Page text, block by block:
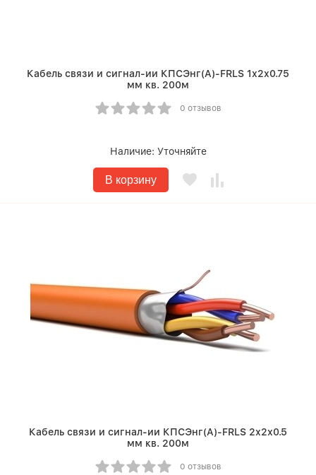
Кабель связи и сигнал-ии КПСЭнг(A)-FRLS 1х2х0.75
мм кв. 200м
0 отзывов
Наличие: Уточняйте
В корзину
Кабель связи и сигнал-ии КПСЭнг(A)-FRLS 2х2х0.5
мм кв. 200м
0 отзывов